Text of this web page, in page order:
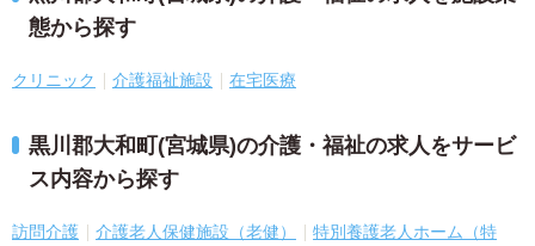
態から探す
クリニック 介護福祉施設 在宅医療
黒川郡大和町(宮城県)の介護・福祉の求人をサービ
ス内容から探す
訪問介護 介護老人保健施設（老健）
特別養護老人ホーム（特